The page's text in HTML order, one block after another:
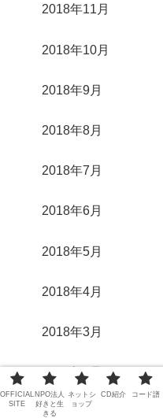
2018年11月
2018年10月
2018年9月
2018年8月
2018年7月
2018年6月
2018年5月
2018年4月
2018年3月
2018年2月
2018年1月
OFFICIAL
SITE
NPO法人
好きと生
きる
ネットシ
ョップ
CD紹介 コード譜